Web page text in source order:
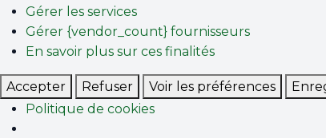
Gérer les services
Gérer {vendor_count} fournisseurs
En savoir plus sur ces finalités
Accepter Refuser Voir les préférences
Politique de cookies